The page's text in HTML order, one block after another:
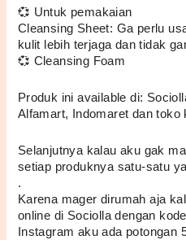
💞 Untuk pemakaian
Cleansing Sheet: Ga perlu
kulit lebih terjaga dan tidak
💞 Cleansing Foam
Produk ini available di:
Alfamart, Indomaret dan toko
Selanjutnya kalau aku gak
setiap produknya satu-satu
.
Karena mager dirumah aja
online di Sociolla dengan
Instagram aku ada potongan